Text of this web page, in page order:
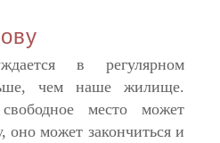
в регулярном
чем наше жилище.
место может
оно может закончиться и